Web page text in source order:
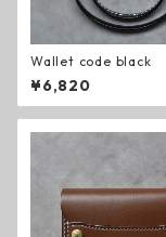
Wallet code black
¥6,820